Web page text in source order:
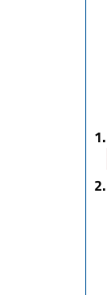
1.
2.